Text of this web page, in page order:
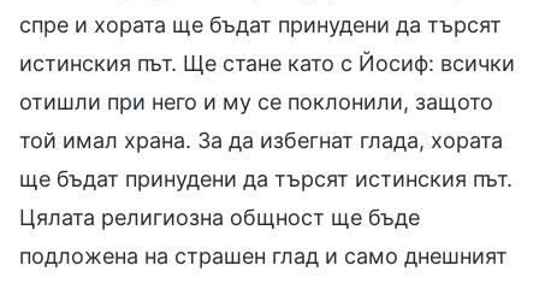
спре и хората ще бъдат принудени да търсят
истинския път. Ще стане като с Йосиф: всички
отишли при него и му се поклонили, защото
той имал храна. За да избегнат глада, хората
ще бъдат принудени да търсят истинския път.
Цялата религиозна общност ще бъде
подложена на страшен глад и само днешният